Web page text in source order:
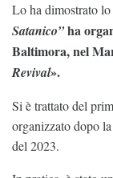
Lo ha dimostrato
Satanico”ha
Baltimora, nel
Revival».
Si è trattato del
organizzato dopo
del 2023.